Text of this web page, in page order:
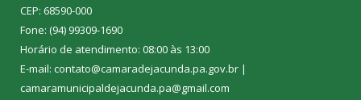
CEP: 68590-000
Fone: (94) 99309-1690
Horário de atendimento: 08:00 às 13:00
E-mail: contato@camaradejacunda.pa.gov.br |
camaramunicipaldejacunda.pa@gmail.com